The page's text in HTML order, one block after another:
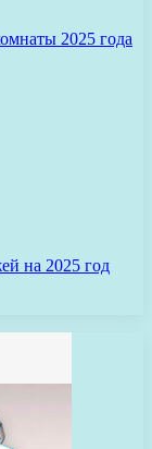
2025 года
на 2025 год